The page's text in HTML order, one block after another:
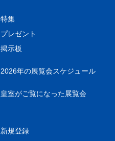
特集
プレゼント
掲示板
2026年の展覧会スケジュール
皇室がご覧になった展覧会
新規登録